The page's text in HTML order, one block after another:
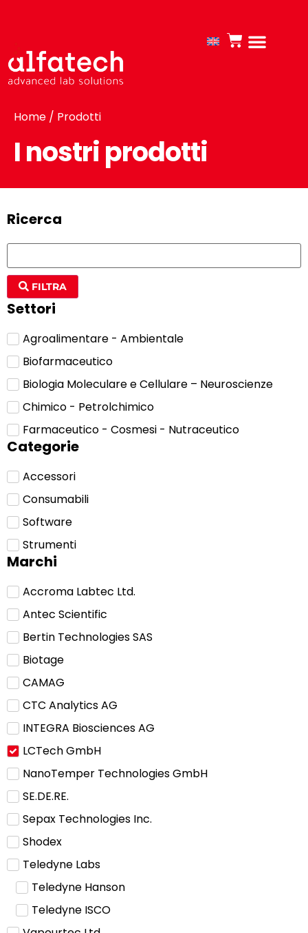
Home / Prodotti
I nostri prodotti
Ricerca
FILTRA
Settori
Agroalimentare - Ambientale
Biofarmaceutico
Biologia Moleculare e Cellulare – Neuroscienze
Chimico - Petrolchimico
Farmaceutico - Cosmesi - Nutraceutico
Categorie
Accessori
Consumabili
Software
Strumenti
Marchi
Accroma Labtec Ltd.
Antec Scientific
Bertin Technologies SAS
Biotage
CAMAG
CTC Analytics AG
INTEGRA Biosciences AG
LCTech GmbH
NanoTemper Technologies GmbH
SE.DE.RE.
Sepax Technologies Inc.
Shodex
Teledyne Labs
Teledyne Hanson
Teledyne ISCO